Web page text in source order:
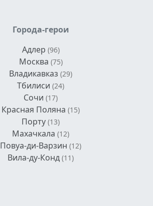
Города-герои
Адлер (96)
Москва (75)
Владикавказ (29)
Тбилиси (24)
Сочи (17)
Красная Поляна (15)
Порту (13)
Махачкала (12)
Повуа-ди-Варзин (12)
Вила-ду-Конд (11)